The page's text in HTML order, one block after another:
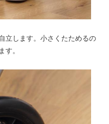
立します。小さくたためるの
す。